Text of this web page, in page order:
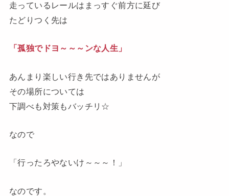
走っているレールはまっすぐ前方に延び
たどりつく先は
「孤独でドヨ～～～ンな人生」
あんまり楽しい行き先ではありませんが
その場所については
下調べも対策もバッチリ☆
なので
「行ったろやないけ～～～！」
なのです。